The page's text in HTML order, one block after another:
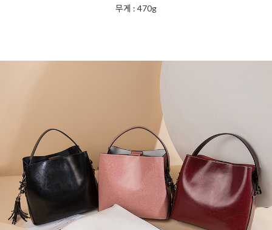
무게 : 470g